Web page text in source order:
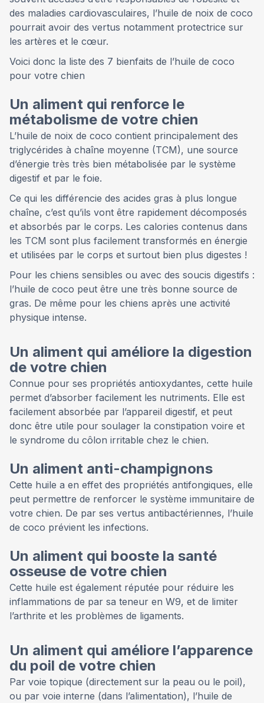
des maladies cardiovasculaires, l’huile de noix de coco
pourrait avoir des vertus notamment protectrice sur
les artères et le cœur.
Voici donc la liste des 7 bienfaits de l’huile de coco
pour votre chien
Un aliment qui renforce le
métabolisme de votre chien
L’huile de noix de coco contient principalement des
triglycérides à chaîne moyenne (TCM), une source
d’énergie très très bien métabolisée par le système
digestif et par le foie.
Ce qui les différencie des acides gras à plus longue
chaîne, c’est qu’ils vont être rapidement décomposés
et absorbés par le corps. Les calories contenus dans
les TCM sont plus facilement transformés en énergie
et utilisées par le corps et surtout bien plus digestes !
Pour les chiens sensibles ou avec des soucis digestifs :
l’huile de coco peut être une très bonne source de
gras. De même pour les chiens après une activité
physique intense.
Un aliment qui améliore la digestion
de votre chien
Connue pour ses propriétés antioxydantes, cette huile
permet d’absorber facilement les nutriments. Elle est
facilement absorbée par l’appareil digestif, et peut
donc être utile pour soulager la constipation voire et
le syndrome du côlon irritable chez le chien.
Un aliment anti-champignons
Cette huile a en effet des propriétés antifongiques, elle
peut permettre de renforcer le système immunitaire de
votre chien. De par ses vertus antibactériennes, l’huile
de coco prévient les infections.
Un aliment qui booste la santé
osseuse de votre chien
Cette huile est également réputée pour réduire les
inflammations de par sa teneur en W9, et de limiter
l’arthrite et les problèmes de ligaments.
Un aliment qui améliore l’apparence
du poil de votre chien
Par voie topique (directement sur la peau ou le poil),
ou par voie interne (dans l’alimentation), l’huile de